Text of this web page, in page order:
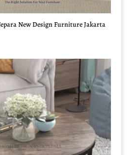
New Design Furniture Jakarta